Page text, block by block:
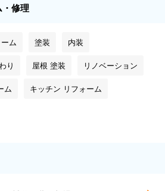
修理
ム 塗装 内装
り 屋根 塗装 リノベーション
ム キッチン リフォーム